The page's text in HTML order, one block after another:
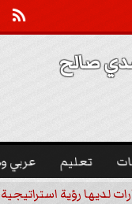

صالح
تعليم عربي
لديها رؤية